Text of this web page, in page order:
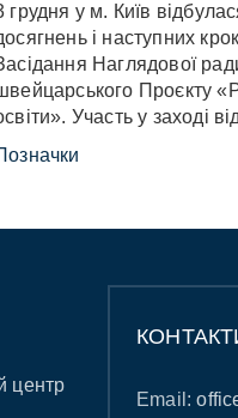
грудня у м. Київ
і наступних
Наглядової
Проєкту
Участь у заході
центр
Email: